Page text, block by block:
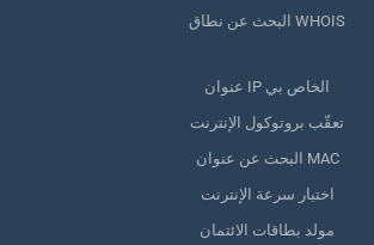
البحث عن نطاق WHOIS
عنوان IP الخاص بي
تعقّب بروتوكول الإنترنت
البحث عن عنوان MAC
اختبار سرعة الإنترنت
مولد بطاقات الائتمان